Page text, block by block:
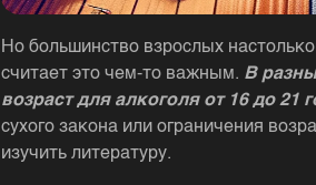
Но большинство взрослых
считает это чем-то важным. В
возраст для алкоголя от 16 до 21
сухого закона или ограничения
изучить литературу.